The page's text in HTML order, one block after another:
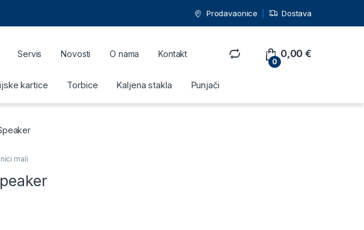
Prodavaonice Dostava
Servis Novosti O nama Kontakt
0
0,00€
kartice Torbice Kaljena stakla Punjači
mali